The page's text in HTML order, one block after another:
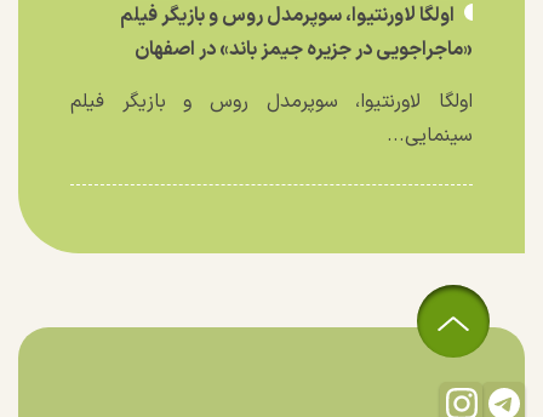
اولگا لاورنتیوا، سوپرمدل روس و بازیگر فیلم
«ماجراجویی در جزیره جیمز باند» در اصفهان
اولگا لاورنتیوا، سوپرمدل روس و بازیگر فیلم
سینمایی...